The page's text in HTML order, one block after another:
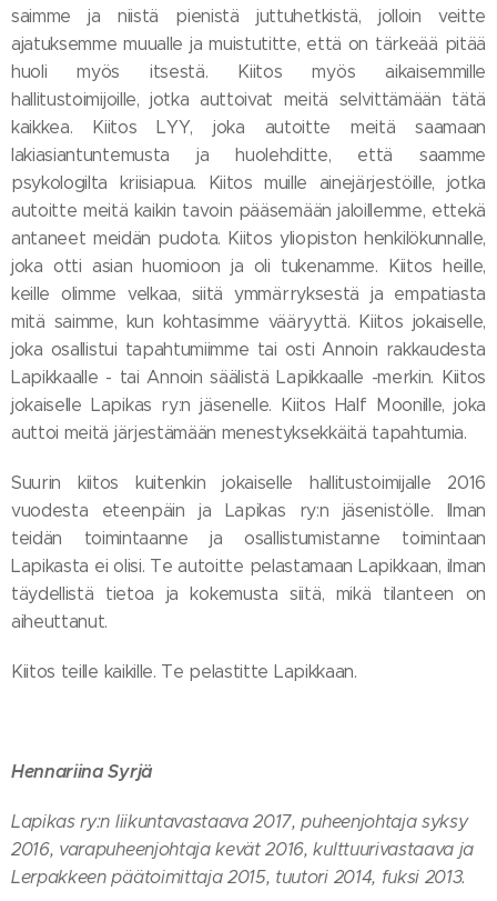
saimme ja niistä pienistä juttuhetkistä, jolloin veitte
ajatuksemme muualle ja muistutitte, että on tärkeää pitää
huoli myös itsestä. Kiitos myös aikaisemmille
hallitustoimijoille, jotka auttoivat meitä selvittämään tätä
kaikkea. Kiitos LYY, joka autoitte meitä saamaan
lakiasiantuntemusta ja huolehditte, että saamme
psykologilta kriisiapua. Kiitos muille ainejärjestöille, jotka
autoitte meitä kaikin tavoin pääsemään jaloillemme, ettekä
antaneet meidän pudota. Kiitos yliopiston henkilökunnalle,
joka otti asian huomioon ja oli tukenamme. Kiitos heille,
keille olimme velkaa, siitä ymmärryksestä ja empatiasta
mitä saimme, kun kohtasimme vääryyttä. Kiitos jokaiselle,
joka osallistui tapahtumiimme tai osti Annoin rakkaudesta
Lapikkaalle - tai Annoin säälistä Lapikkaalle -merkin. Kiitos
jokaiselle Lapikas ry:n jäsenelle. Kiitos Half Moonille, joka
auttoi meitä järjestämään menestyksekkäitä tapahtumia.
Suurin kiitos kuitenkin jokaiselle hallitustoimijalle 2016
vuodesta eteenpäin ja Lapikas ry:n jäsenistölle. Ilman
teidän toimintaanne ja osallistumistanne toimintaan
Lapikasta ei olisi. Te autoitte pelastamaan Lapikkaan, ilman
täydellistä tietoa ja kokemusta siitä, mikä tilanteen on
aiheuttanut.
Kiitos teille kaikille. Te pelastitte Lapikkaan.
Hennariina Syrjä
Lapikas ry:n liikuntavastaava 2017, puheenjohtaja syksy
2016, varapuheenjohtaja kevät 2016, kulttuurivastaava ja
Lerpakkeen päätoimittaja 2015, tuutori 2014, fuksi 2013.